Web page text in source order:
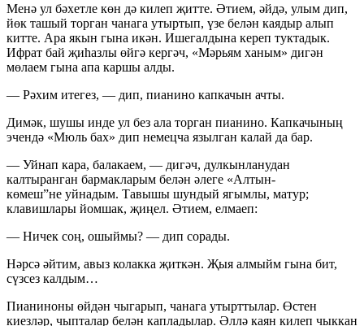
Менә ул бәхетле көн дә килеп җитте. Әтием, әйдә, улым дип,
йөк ташый торган чанага утыртып, үзе белән каядыр алып
китте. Ара якын гына икән. Ишегалдына кереп туктадык.
Ифрат бай җиһазлы өйгә кергәч, «Мәрьям ханым» дигән
мөлаем гына апа каршы алды.
— Рәхим итегез, — дип, пианино капкачын ачты.
Димәк, шушы инде ул без ала торган пианино. Капкачының
эчендә «Мюль бах» дип немецча язылган калай да бар.
— Уйнап кара, балакаем, — дигәч, дулкынланудан
калтыранган бармакларым белән әлеге «Алтын-
көмеш”не уйнадым. Тавышы шундый ягымлы, матур;
клавишлары йомшак, җиңел. Әтием, елмаеп:
— Ничек соң, ошыймы? — дип сорады.
Нәрсә әйтим, авыз колакка җиткән. Җыя алмыйм гына бит,
сүзсез калдым…
Пианиноны өйдән чыгарып, чанага утырттылар. Өстен
киезләр, чыпталар белән капладылар. Әллә каян килеп чыккан